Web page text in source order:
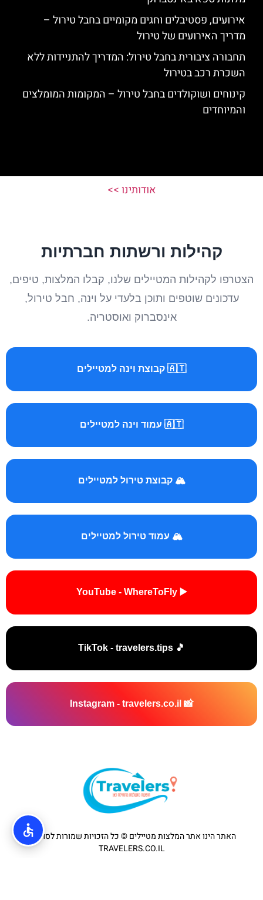
אירועים, פסטיבלים וחגים מקומיים בחבל טירול –
מדריך האירועים של טירול
תחבורה ציבורית בחבל טירול: המדריך להתניידות ללא
השכרת רכב בטירול
קינוחים ושוקולדים בחבל טירול – המקומות המומלצים
והמיוחדים
אודותינו >>
קהילות ורשתות חברתיות
הצטרפו לקהילות המטיילים שלנו, קבלו המלצות, טיפים,
עדכונים שוטפים ותוכן בלעדי על וינה, חבל טירול,
אינסברוק ואוסטריה.
🇦🇹 קבוצת וינה למטיילים
🇦🇹 עמוד וינה למטיילים
🏔️ קבוצת טירול למטיילים
🏔️ עמוד טירול למטיילים
▶️ YouTube - WhereToFly
🎵 TikTok - travelers.tips
📸 Instagram - travelers.co.il
האתר הינו אתר המלצות מטיילים © כל הזכויות שמורות לסוכנות
TRAVELERS.CO.IL